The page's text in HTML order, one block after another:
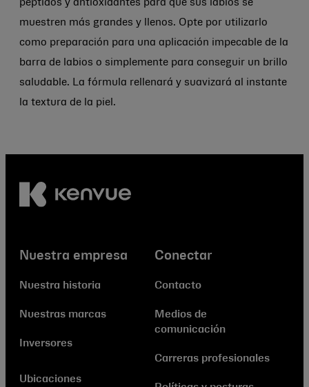
péptidos y antioxidantes para que sus labios se
muestren más grandes y llenos. Opte por utilizarlo
como preparación para una aplicación impecable de la
barra de labios o simplemente para conseguir un brillo
saludable. La fórmula rellenará y suavizará al instante
la textura de la piel.
Nuestra empresa
Nuestra historia
Nuestras marcas
Inversores
Ubicaciones
Conectar
Contacto
Medios de
comunicación
Carreras profesionales